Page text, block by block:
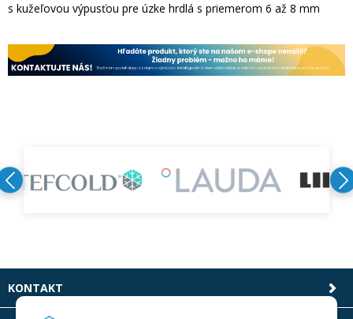
s kužeľovou výpusťou pre úzke hrdlá s priemerom 6 až 8 mm
KONTAKT